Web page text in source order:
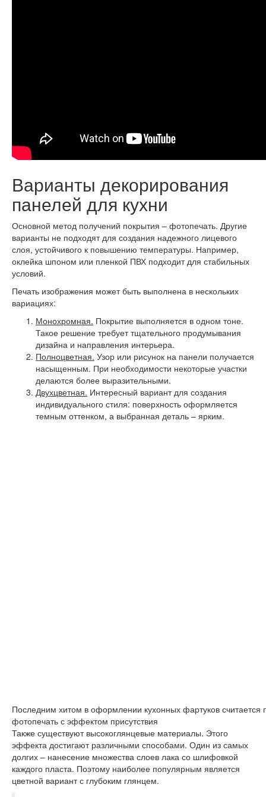
Варианты декорирования
панелей для кухни
Основной метод получений покрытия – фотопечать. Другие
варианты не подходят для создания надежного лицевого
слоя, устойчивого к повышению температуры. Например,
оклейка шпоном или пленкой ПВХ подходит для стабильных
условий.
Печать изображения может быть выполнена в нескольких
вариациях:
Монохромная. Покрытие выполняется в одном тоне.
Такое решение требует тщательного продумывания
дизайна и направления интерьера.
Полноцветная. Узор или рисунок на панели получается
насыщенным. При необходимости некоторые участки
делаются более выразительными.
Двухцветная. Интересный вариант для создания
индивидуального стиля: поверхность оформляется
темным оттенком, а выбранная деталь – ярким.
Последним хитом в оформлении кухонных фартуков считается
фотопечать с эффектом присутствия
Также существуют высокоглянцевые материалы. Этого
эффекта достигают различными способами. Один из самых
долгих – нанесение множества слоев лака со шлифовкой
каждого пласта. Поэтому наиболее популярным является
цветной вариант с глубоким глянцем.